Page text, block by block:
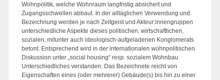
Wohnpolitik, welche Wohnraum langfristig absichert und
Zugangsschwellen abbaut. In der alltäglichen Verwendung und
Bezeichnung werden je nach Zeitgeist und Akteur:innengruppen
unterschiedliche Aspekte dieses politischen, wirtschaftlichen,
sozialen, mitunter auch ideologisch-aufgeladenen Konglomerats
betont. Entsprechend wird in der internationalen wohnpolitischen
Diskussion unter „social housing“ resp. sozialem Wohnbau
Unterschiedliches verstanden. Das Bezeichnete reicht von
Eigenschaften eines (oder mehrerer) Gebäude(s) bis hin zu einer